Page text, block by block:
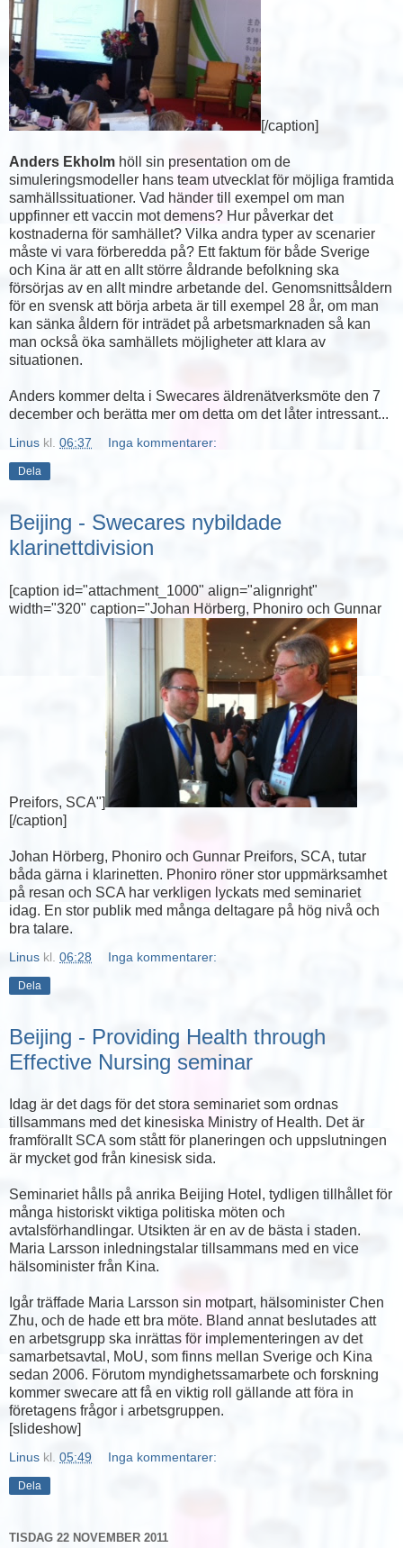
[/caption]
Anders Ekholm höll sin presentation om de
simuleringsmodeller hans team utvecklat för möjliga framtida
samhällssituationer. Vad händer till exempel om man
uppfinner ett vaccin mot demens? Hur påverkar det
kostnaderna för samhället? Vilka andra typer av scenarier
måste vi vara förberedda på? Ett faktum för både Sverige
och Kina är att en allt större åldrande befolkning ska
försörjas av en allt mindre arbetande del. Genomsnittsåldern
för en svensk att börja arbeta är till exempel 28 år, om man
kan sänka åldern för inträdet på arbetsmarknaden så kan
man också öka samhällets möjligheter att klara av
situationen.
Anders kommer delta i Swecares äldrenätverksmöte den 7
december och berätta mer om detta om det låter intressant...
Linus kl. 06:37 Inga kommentarer:
Dela
Beijing - Swecares nybildade
klarinettdivision
[caption id="attachment_1000" align="alignright"
width="320" caption="Johan Hörberg, Phoniro och Gunnar
Preifors, SCA"]
[/caption]
Johan Hörberg, Phoniro och Gunnar Preifors, SCA, tutar
båda gärna i klarinetten. Phoniro röner stor uppmärksamhet
på resan och SCA har verkligen lyckats med seminariet
idag. En stor publik med många deltagare på hög nivå och
bra talare.
Linus kl. 06:28 Inga kommentarer:
Dela
Beijing - Providing Health through
Effective Nursing seminar
Idag är det dags för det stora seminariet som ordnas
tillsammans med det kinesiska Ministry of Health. Det är
framförallt SCA som stått för planeringen och uppslutningen
är mycket god från kinesisk sida.
Seminariet hålls på anrika Beijing Hotel, tydligen tillhållet för
många historiskt viktiga politiska möten och
avtalsförhandlingar. Utsikten är en av de bästa i staden.
Maria Larsson inledningstalar tillsammans med en vice
hälsominister från Kina.
Igår träffade Maria Larsson sin motpart, hälsominister Chen
Zhu, och de hade ett bra möte. Bland annat beslutades att
en arbetsgrupp ska inrättas för implementeringen av det
samarbetsavtal, MoU, som finns mellan Sverige och Kina
sedan 2006. Förutom myndighetssamarbete och forskning
kommer swecare att få en viktig roll gällande att föra in
företagens frågor i arbetsgruppen.
[slideshow]
Linus kl. 05:49 Inga kommentarer:
Dela
TISDAG 22 NOVEMBER 2011